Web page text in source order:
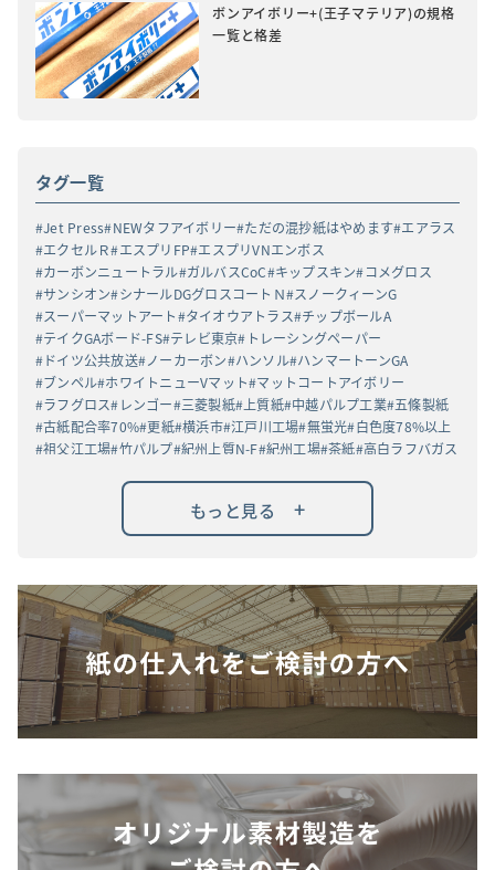
ボンアイボリー+(王子マテリア)の規格
一覧と格差
タグ一覧
Jet Press NEWタフアイボリー ただの混抄紙はやめます エアラス
エクセルＲ エスプリFP エスプリVNエンボス
カーボンニュートラル ガルバスCoC キップスキン コメグロス
サンシオン シナールDGグロスコートＮ スノークィーンG
スーパーマットアート タイオウアトラス チップボールA
テイクGAボード-FS テレビ東京
トレーシングペーパー
ドイツ公共放送 ノーカーボン ハンソル ハンマートーンGA
ブンペル ホワイトニューVマット マットコートアイボリー
ラフグロス レンゴー 三菱製紙 上質紙 中越パルプ工業 五條製紙
古紙配合率70% 更紙 横浜市 江戸川工場 無蛍光 白色度78%以上
祖父江工場 竹パルプ 紀州上質N-F 紀州工場 茶紙 高白ラフバガス
もっと見る +